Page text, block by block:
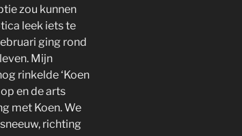
zou kunnen
leek iets te
ging rond
Mijn
rinkelde ‘Koen
en de arts
met Koen. We
richting